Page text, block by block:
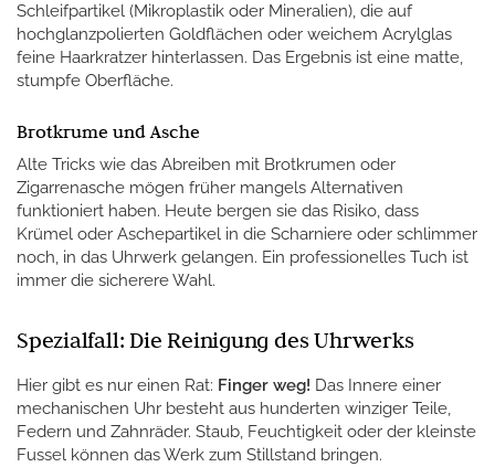
Schleifpartikel (Mikroplastik oder Mineralien), die auf
hochglanzpolierten Goldflächen oder weichem Acrylglas
feine Haarkratzer hinterlassen. Das Ergebnis ist eine matte,
stumpfe Oberfläche.
Brotkrume und Asche
Alte Tricks wie das Abreiben mit Brotkrumen oder
Zigarrenasche mögen früher mangels Alternativen
funktioniert haben. Heute bergen sie das Risiko, dass
Krümel oder Aschepartikel in die Scharniere oder schlimmer
noch, in das Uhrwerk gelangen. Ein professionelles Tuch ist
immer die sicherere Wahl.
Spezialfall: Die Reinigung des Uhrwerks
Hier gibt es nur einen Rat: Finger weg! Das Innere einer
mechanischen Uhr besteht aus hunderten winziger Teile,
Federn und Zahnräder. Staub, Feuchtigkeit oder der kleinste
Fussel können das Werk zum Stillstand bringen.